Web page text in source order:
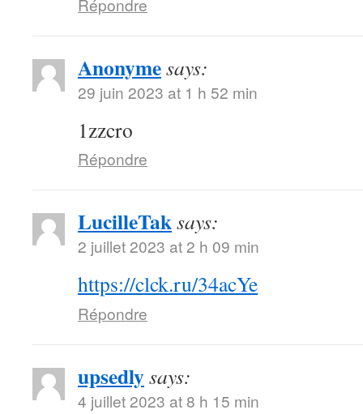
Répondre
Anonymesays:
29 juin 2023 at 1 h 52 min
1zzcro
Répondre
LucilleTaksays:
2 juillet 2023 at 2 h 09 min
https://clck.ru/34acYe
Répondre
upsedlysays:
4 juillet 2023 at 8 h 15 min